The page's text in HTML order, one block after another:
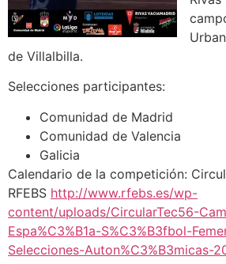
de Villalbilla.
Selecciones participantes:
Comunidad de Madrid
Comunidad de Valencia
Galicia
Calendario de la competición:
RFEBS http://www.rfebs.es/wp-
content/uploads/CircularTec56-
Espa%C3%B1a-S%C3%B3fbol-
Selecciones-Auton%C3%B3micas-